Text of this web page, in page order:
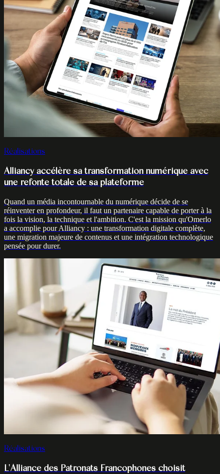
Réalisations
Alliancy accélère sa transformation numérique avec
une refonte totale de sa plateforme
Quand un média incontournable du numérique décide de se
réinventer en profondeur, il faut un partenaire capable de porter à la
fois la vision, la technique et l'ambition. C'est la mission qu'Omerlo
a accomplie pour Alliancy : une transformation digitale complète,
une migration majeure de contenus et une intégration technologique
pensée pour durer.
Réalisations
L'Alliance des Patronats Francophones choisit